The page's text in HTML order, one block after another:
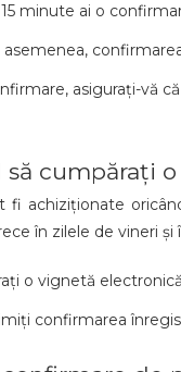
minute ai o
asigurați-vă
să cumpărați
fi achiziționate
în zilele de vineri
o vignetă
confirmarea